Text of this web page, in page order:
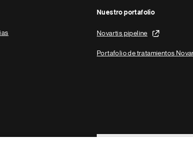
Nuestro portafolio
Novartis pipeline
Portafolio de tratamientos
Footer Site Search